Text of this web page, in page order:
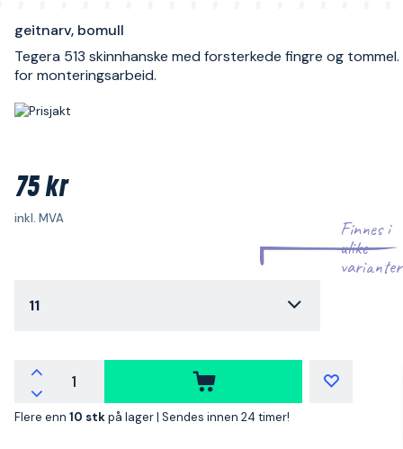
geitnarv, bomull
Tegera 513 skinnhanske med forsterkede fingre og tommel.
for monteringsarbeid.
75 kr
inkl. MVA
Finnes i
ulike
varianter
11
Flere enn 10 stkpå lager | Sendes innen 24 timer!